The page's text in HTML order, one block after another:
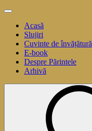
Sari
conținut
Meniu
principalAcasă
Slujiri
Cuvinte de învățătură
E-book
Despre Părintele
Arhivă